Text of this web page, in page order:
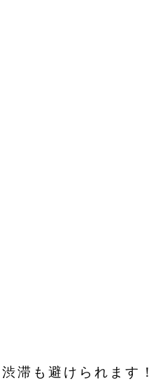
渋滞も避けられます！